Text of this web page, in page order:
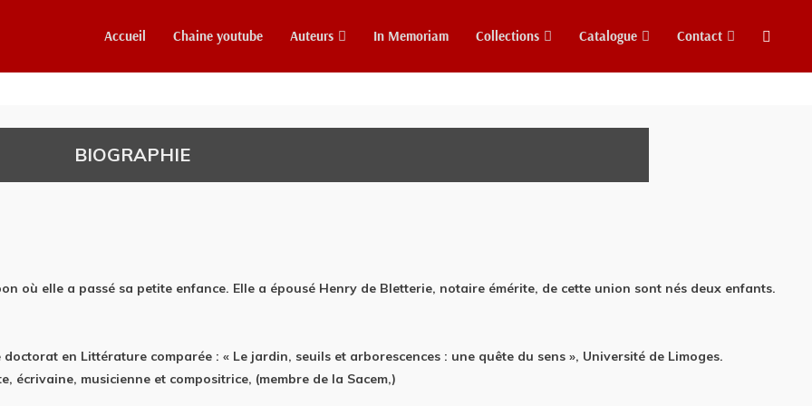
Accueil Chaine youtube Auteurs In Memoriam Collections Catalogue Contact
BIOGRAPHIE
où elle a passé sa petite enfance. Elle a épousé Henry de Bletterie, notaire émérite, de cette union sont nés deux enfants.
en Littérature comparée : « Le jardin, seuils et arborescences : une quête du sens », Université de Limoges.
écrivaine, musicienne et compositrice, (membre de la Sacem,)